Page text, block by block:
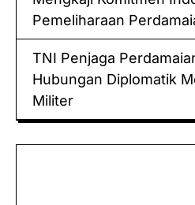
Pemeliharaan
TNI Penjaga
Hubungan Diplomatik
Militer